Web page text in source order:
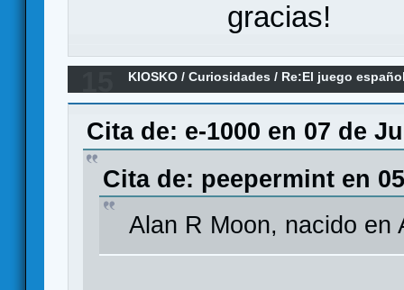
gracias!
KIOSKO /Curiosidades / Re:El juego
Cita de: e-1000 en 07 de
Cita de: peepermint en
Alan R Moon, nacido